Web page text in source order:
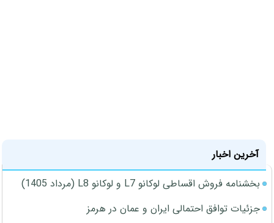
آخرین اخبار
بخشنامه فروش اقساطی لوکانو L7 و لوکانو L8 (مرداد 1405)
جزئیات توافق احتمالی ایران و عمان در هرمز